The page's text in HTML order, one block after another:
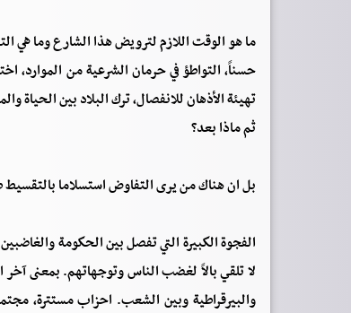
ما هو الوقت اللازم لترويض هذا الشارع وما هي
حسناً، التواطؤ في حرمان الشرعية من الموارد،
تهيئة الأذهان للانفصال، ترك البلاد بين الحياة
ثم ماذا بعد؟
بل ان هناك من يرى التفاوض استسلاما بالتقسيط
الفجوة الكبيرة التي تفصل بين الحكومة
لا تلقي بالاً لغضب الناس وتوجهاتهم. بمعنى آخر
والبيرقراطية وبين الشعب. احزاب مستترة،